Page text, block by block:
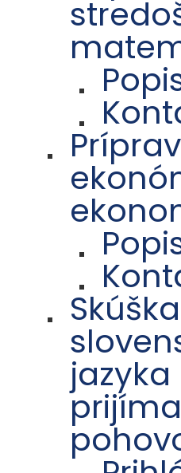
jazyka